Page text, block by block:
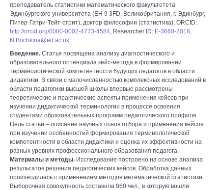
преподаватель статистики математического факультетета
Эдинбургского университета (EH 9 3FD, Великобритания, г. Эдинбург,
Питер-Гатри-Тейт-стрит), доктор философии (статистика), ORCID:
http://orcid.org/0000-0002-4773-4584, Researcher ID: E-3660-2018,
N.Bochkina@ed.ac.uk
Введение. Статья посвящена анализу диагностического и
образовательного потенциала кейс-метода в формировании
терминологической компетентности будущих педагогов в области
дидактики. В связи с малочисленностью комплексных исследований в
области педагогики высшей школы впервые рассмотрены
теоретические и практические аспекты применения кейсов при
изучении дидактической терминологии в процессе освоения
студентами образовательных программ педагогического профиля.
Цель статьи – описание научных основ отбора и применения кейсов
при изучении особенностей формирования терминологической
компетентности в области дидактики и оценка их эффективности на
разных уровнях профессионального образования педагога.
Материалы и методы. Исследование построено на основе анализа
результатов решения педагогических кейсов. Обработка данных
производилась с применением методов математической статистики.
Выборочная совокупность составила 860 чел., в которую вошли